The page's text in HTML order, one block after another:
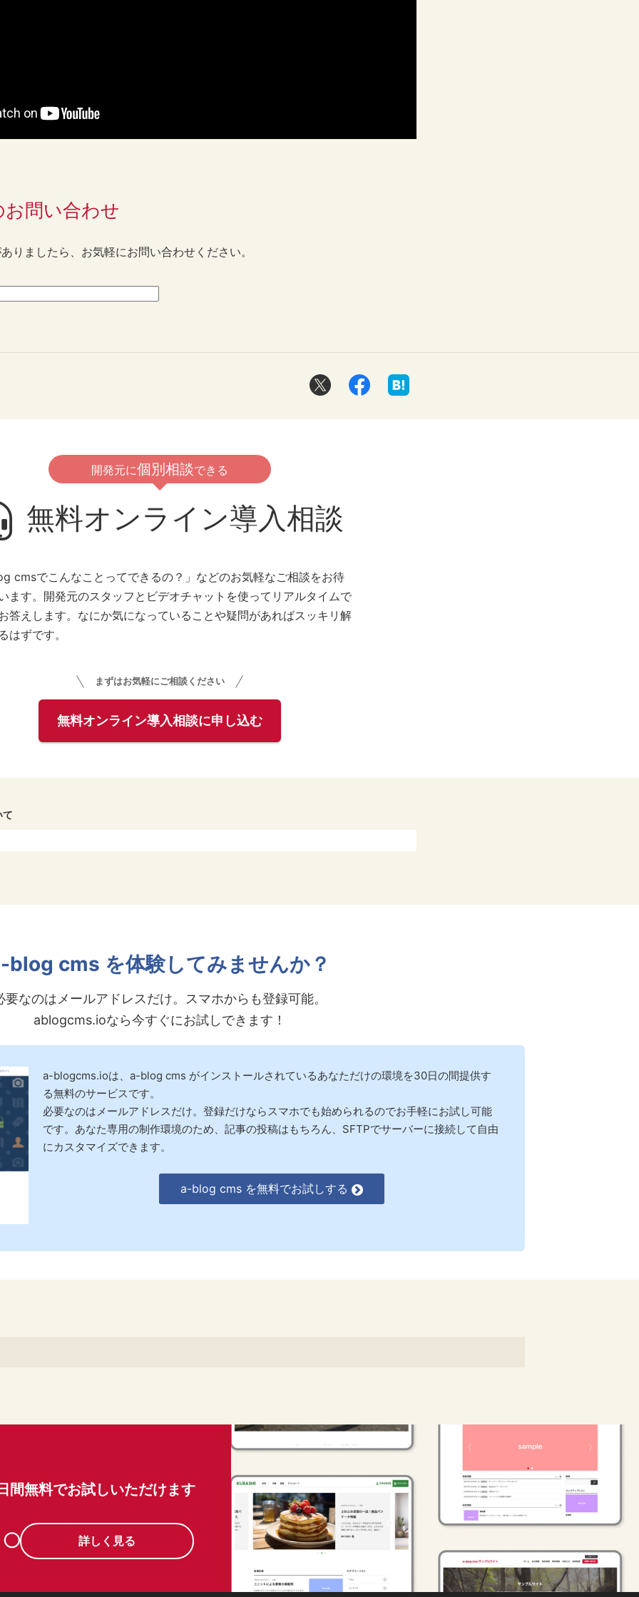
お問い合わせ
りましたら、お気軽にお問い合わせください。
開発元に個別相談できる
無料オンライン導入相談
cmsでこんなことってできるの？」などのお気軽なご相談をお待
ます。開発元のスタッフとビデオチャットを使ってリアルタイムで
答えします。なにか気になっていることや疑問があればスッキリ解
はずです。
まずはお気軽にご相談ください
て
blog cms を体験してみませんか？
要なのはメールアドレスだけ。スマホからも登録可能。
ablogcms.ioなら今すぐにお試しできます！
a-blogcms.ioは、a-blog cms がインストールされているあなただけの環境を30日の間提供す
る無料のサービスです。
必要なのはメールアドレスだけ。登録だけならスマホでも始められるのでお手軽にお試し可能
です。あなた専用の制作環境のため、記事の投稿はもちろん、SFTPでサーバーに接続して自由
にカスタマイズできます。
a-blog cms を無料でお試しする
間無料でお試しいただけます
詳しく見る